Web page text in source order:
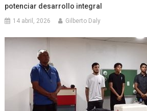
potenciar desarrollo integral
14 abril, 2026 Gilberto Daly